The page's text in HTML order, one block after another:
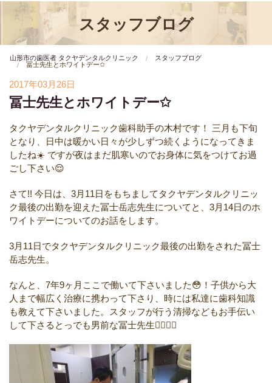
スタッフブログ
山形市の歯医者 タクヤデンタルクリニック
スタッフブログ
冨士先生とホワイトデー✩
2017年03月26日
冨士先生とホワイトデー✩
タクヤデンタルクリニック歯科助手の木村です！
三月も下旬
となり、日中は暖かい日々が少しずつ続くようになってきま
したね☀️ ですが夜はまだ肌寒いのでお身体に気をつけてお過
ごし下さい😌
さて!! 今日は、3月11日をもちましてタクヤデンタルクリニッ
ク最後の出勤を迎えた冨士岳志先生についてと、3月14日のホ
ワイトデーについてのお話をします。
3月11日でタクヤデンタルクリニック最後の出勤をされた冨士
岳志先生。
なんと、7年9ヶ月ここで働いて下さいました😳！子供から大
人まで幅広く治療に携わって下さり、時には私達に歯科知識
も教えて下さいました。スタッフが行う清掃などもお手伝い
して下さるとっでも男前な冨士先生👨🏻‍⚕️✨